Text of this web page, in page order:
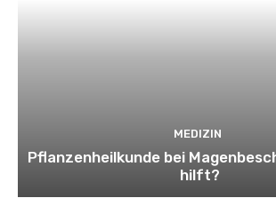
MEDIZIN
Pflanzenheilkunde bei
hilft?